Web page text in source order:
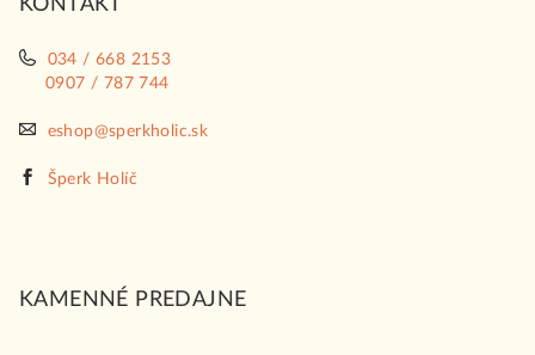
KONTAKT
034 / 668 2153
0907 / 787 744
eshop@sperkholic.sk
Šperk Holíč
KAMENNÉ PREDAJNE